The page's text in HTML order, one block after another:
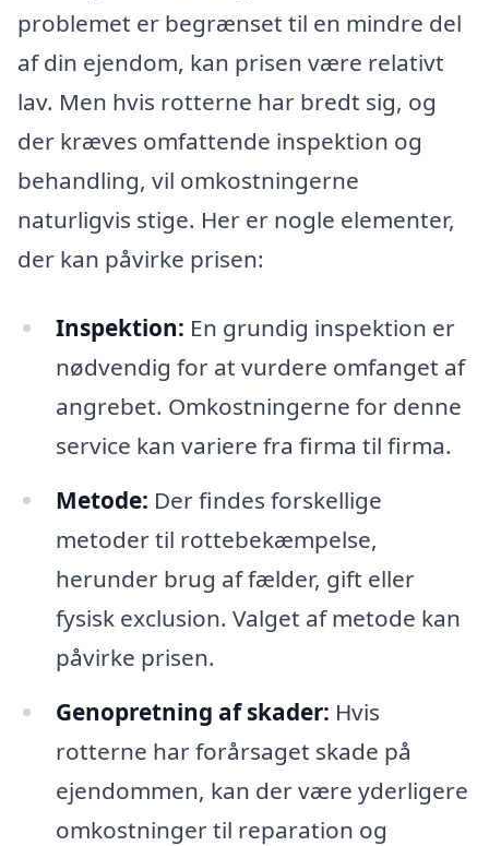
problemet er begrænset til en mindre del
af din ejendom, kan prisen være relativt
lav. Men hvis rotterne har bredt sig, og
der kræves omfattende inspektion og
behandling, vil omkostningerne
naturligvis stige. Her er nogle elementer,
der kan påvirke prisen:
Inspektion: En grundig inspektion er
nødvendig for at vurdere omfanget af
angrebet. Omkostningerne for denne
service kan variere fra firma til firma.
Metode: Der findes forskellige
metoder til rottebekæmpelse,
herunder brug af fælder, gift eller
fysisk exclusion. Valget af metode kan
påvirke prisen.
Genopretning af skader: Hvis
rotterne har forårsaget skade på
ejendommen, kan der være yderligere
omkostninger til reparation og